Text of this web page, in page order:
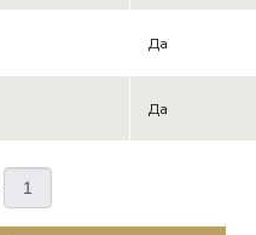
Да
Да